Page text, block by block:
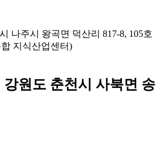
나주시 왕곡면 덕산리 817-8, 105호
지식산업센터)
강원도 춘천시 사북면 송